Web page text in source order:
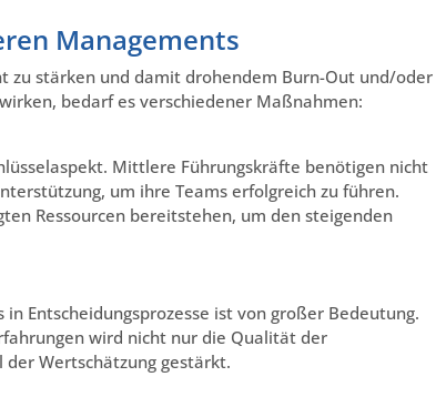
Managements
stärken und damit drohendem Burn-Out und/oder
bedarf es verschiedener Maßnahmen:
Mittlere Führungskräfte benötigen nicht
um ihre Teams erfolgreich zu führen.
Ressourcen bereitstehen, um den steigenden
Entscheidungsprozesse ist von großer Bedeutung.
wird nicht nur die Qualität der
der Wertschätzung gestärkt.